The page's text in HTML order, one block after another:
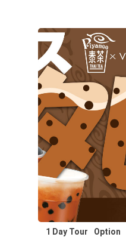
1 Day Tour Option